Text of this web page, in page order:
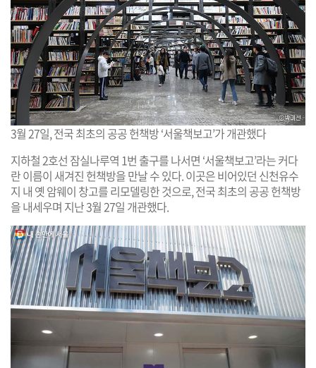
3월 27일, 전국 최초의 공공 헌책방 ‘서울책보고’가 개관했다
지하철 2호선 잠실나루역 1번 출구를 나서면 ‘서울책보고’라는 커다
란 이름이 새겨진 헌책방을 만날 수 있다. 이곳은 비어있던 신천유수
지 내 옛 암웨이 창고를 리모델링한 것으로, 전국 최초의 공공 헌책방
을 내세우며 지난 3월 27일 개관했다.